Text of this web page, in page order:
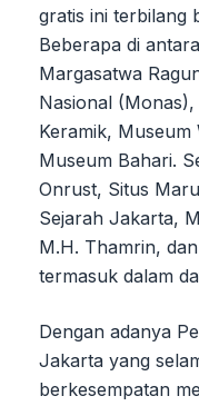
gratis ini terbilang
Beberapa di
Margasatwa
Nasional
Keramik, Museum
Museum Bahari.
Onrust, Situs
Sejarah Jakarta,
M.H. Thamrin,
termasuk dalam
Dengan adanya
Jakarta yang
berkesempatan